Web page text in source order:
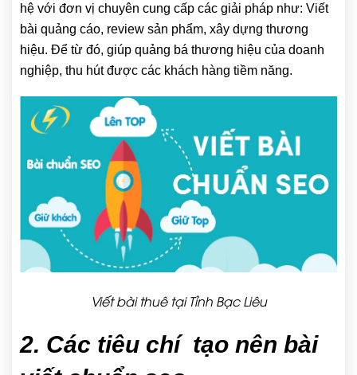
hệ với đơn vị chuyên cung cấp các giải pháp như: Viết
bài quảng cáo, review sản phẩm, xây dựng thương
hiệu. Để từ đó, giúp quảng bá thương hiệu của doanh
nghiệp, thu hút được các khách hàng tiềm năng.
Viết bài thuê tại Tỉnh Bạc Liêu
2. Các tiêu chí tạo nên bài